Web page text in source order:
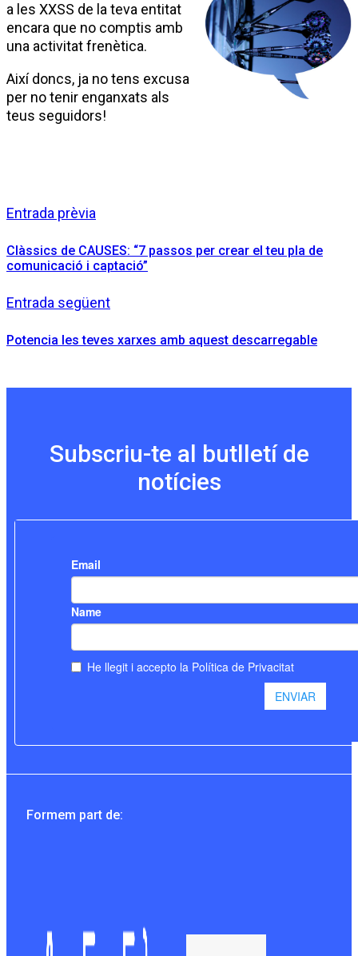
a les XXSS de la teva entitat
encara que no comptis amb
una activitat frenètica.
Així doncs, ja no tens excusa
per no tenir enganxats als
teus seguidors!
Entrada prèvia
Clàssics de CAUSES: “7 passos per crear el teu pla de
comunicació i captació”
Entrada següent
Potencia les teves xarxes amb aquest descarregable
Subscriu-te al butlletí de
notícies
Formem part de: